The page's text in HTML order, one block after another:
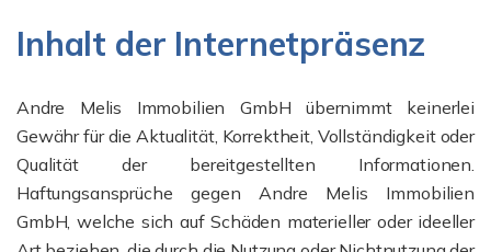
Inhalt der Internetpräsenz
Andre Melis Immobilien GmbH übernimmt keinerlei
Gewähr für die Aktualität, Korrektheit, Vollständigkeit oder
Qualität der bereitgestellten Informationen.
Haftungsansprüche gegen Andre Melis Immobilien
GmbH, welche sich auf Schäden materieller oder ideeller